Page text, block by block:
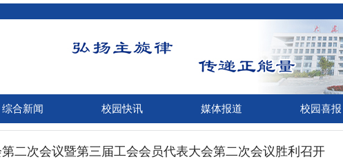
综合新闻 校园快讯 媒体报道 校园喜报
二次会议暨第三届工会会员代表大会第二次会议胜利召开